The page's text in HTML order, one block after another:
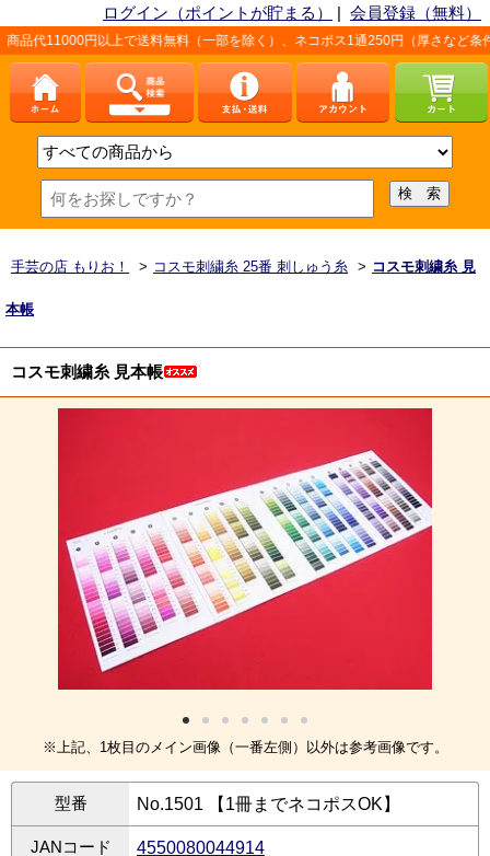
ログイン（ポイントが貯まる） | 会員登録（無料）
で送料無料（一部を除く）、ネコポス1通250円（厚さなど条件あり）。詳しく
手芸の店 もりお！ > コスモ刺繍糸 25番 刺しゅう糸 > コスモ刺繍糸 見
本帳
コスモ刺繍糸 見本帳
※上記、1枚目のメイン画像（一番左側）以外は参考画像です。
型番 No.1501 【1冊までネコポスOK】
JANコード 4550080044914